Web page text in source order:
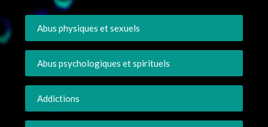
Abus physiques et sexuels
Abus psychologiques et spirituels
Addictions